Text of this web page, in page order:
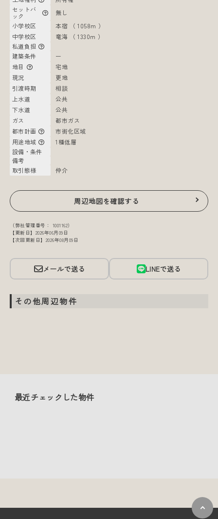
セットバ
ック
無し
小学校区
本宿 （ 1058m ）
中学校区
竜海 （ 1330m ）
私道負担
建築条件
ー
地目
宅地
現況
更地
引渡時期
相談
上水道
公共
下水道
公共
ガス
都市ガス
都市計画
市街化区域
用途地域
1種低層
設備・条件
備考
取引態様
仲介
周辺地図を確認する
（弊社管理番号： 1001162）
【更新日】2026年06月09日
【次回更新日】2026年08月09日
メールで送る LINEで送る
その他周辺物件
最近チェックした物件